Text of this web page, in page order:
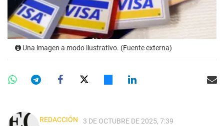
Una imagen a modo ilustrativo. (Fuente externa)
REDACCIÓN 3 DE OCTUBRE DE 2025, 7:39